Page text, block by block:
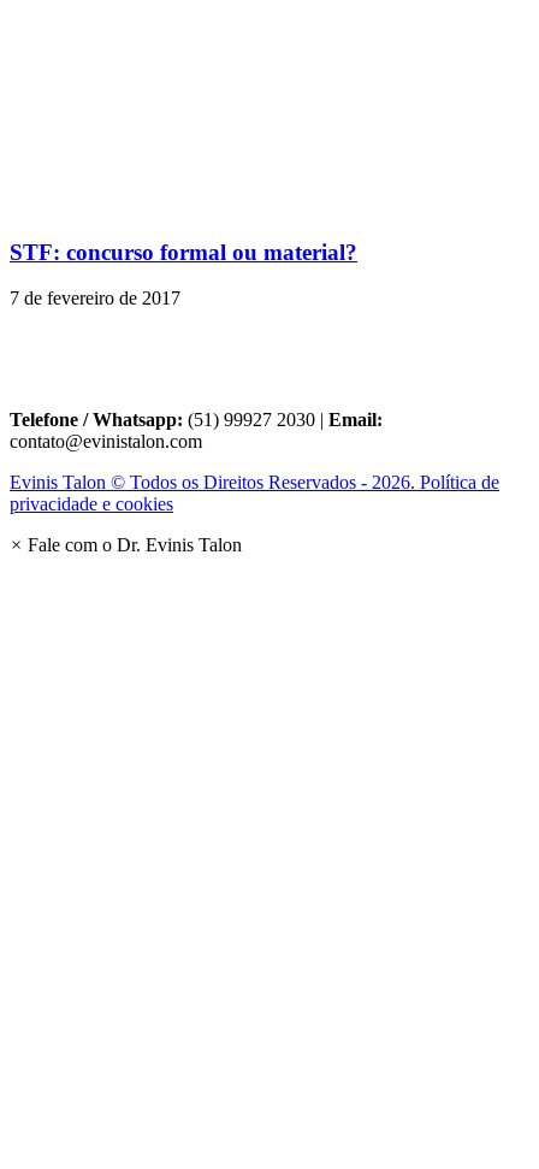
STF: concurso formal ou material?
7 de fevereiro de 2017
Telefone / Whatsapp: (51) 99927 2030 | Email:
contato@evinistalon.com
Evinis Talon © Todos os Direitos Reservados - 2026. Política de
privacidade e cookies
× Fale com o Dr. Evinis Talon